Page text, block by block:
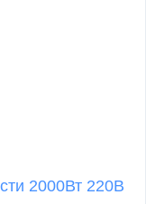
2000Вт 220В